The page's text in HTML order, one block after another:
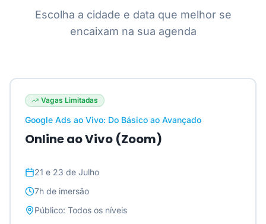
Escolha a cidade e data que melhor se
encaixam na sua agenda
Vagas Limitadas
Google Ads ao Vivo: Do Básico ao Avançado
Online ao Vivo (Zoom)
21 e 23 de Julho
7h de imersão
Público: Todos os níveis